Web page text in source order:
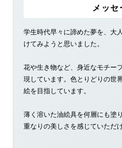
メッセ
学生時代早々に諦めた夢を、大
けてみようと思いました。
花や生き物など、身近なモチー
現しています。色とりどりの世
絵を目指しています。
薄く溶いた油絵具を何層にも塗
重なりの美しさを感じていただ